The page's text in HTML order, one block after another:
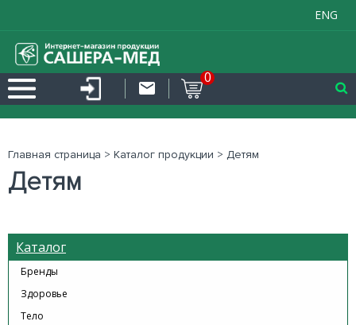
ENG
0
Главная страница > Каталог продукции > Детям
Детям
Каталог
Бренды
Здоровье
Тело